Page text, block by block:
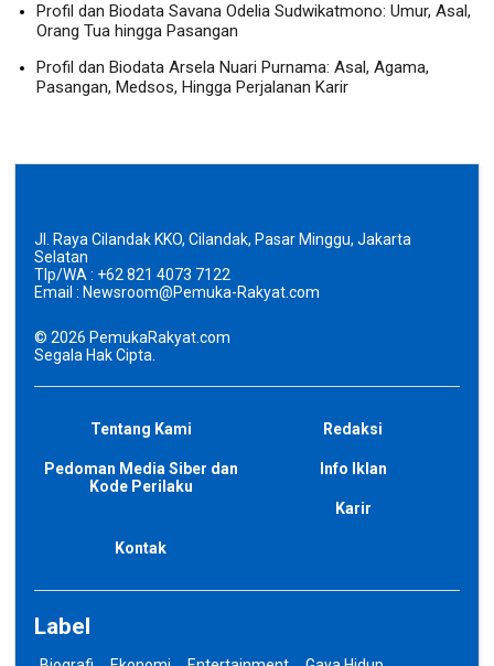
Profil dan Biodata Savana Odelia Sudwikatmono: Umur, Asal,
Orang Tua hingga Pasangan
Profil dan Biodata Arsela Nuari Purnama: Asal, Agama,
Pasangan, Medsos, Hingga Perjalanan Karir
Jl. Raya Cilandak KKO, Cilandak, Pasar Minggu, Jakarta
Selatan
Tlp/WA : +62 821 4073 7122
Email : Newsroom@Pemuka-Rakyat.com
©2026 PemukaRakyat.com
Segala Hak Cipta.
Tentang Kami Redaksi
Pedoman Media Siber dan
Kode Perilaku
Info Iklan
Karir
Kontak
Label